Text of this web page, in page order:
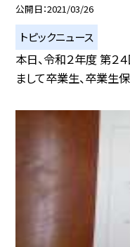
公開日 2021/03/26
トピックニュース
本日、令和２年度 第２
まして卒業生、卒業生